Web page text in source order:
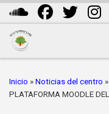
Saltar al contenido
Inicio » Noticias del centro »
PLATAFORMA MOODLE